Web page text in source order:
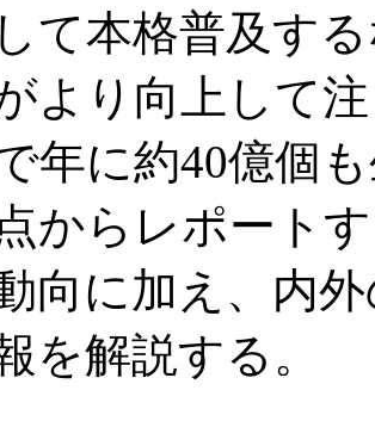
て本格普及す
より向上して
年に約40億個
からレポート
向に加え、内
を解説する。